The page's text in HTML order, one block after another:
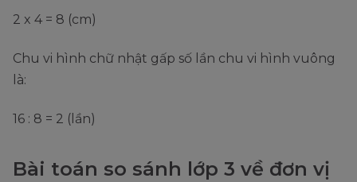
2 x 4 = 8 (cm)
Chu vi hình chữ nhật gấp số lần chu vi hình vuông
là:
16 : 8 = 2 (lần)
Bài toán so sánh lớp 3 về đơn vị